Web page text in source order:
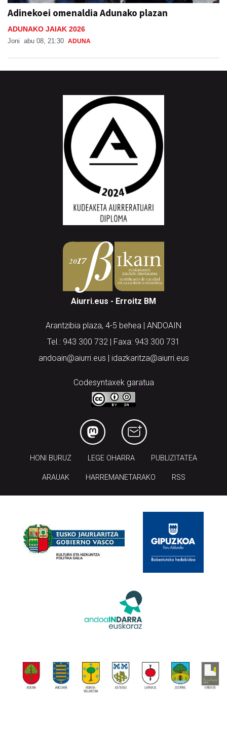
Adinekoei omenaldia Adunako plazan
ADUNAKO JAIAK 2026
Joni abu 08, 21:30 ADUNA
Aiurri.eus - Erroitz BM
Arantzibia plaza, 4-5 behea | ANDOAIN
Tel.: 943 300 732 | Faxa: 943 300 731
andoain@aiurri.eus | idazkaritza@aiurri.eus
Codesyntaxek garatua
HONI BURUZ LEGE OHARRA PUBLIZITATEA
ARAUAK HARREMANETARAKO RSS